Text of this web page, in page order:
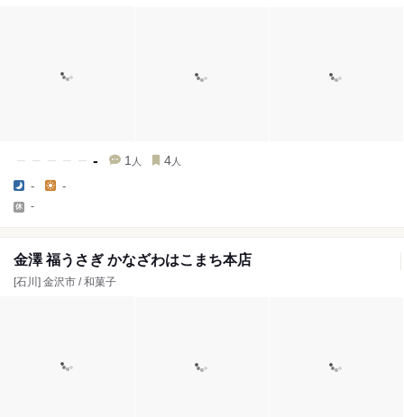
- 1 人 4 人
- -
-
金澤 福うさぎ かなざわはこまち本店
[石川] 金沢市 / 和菓子